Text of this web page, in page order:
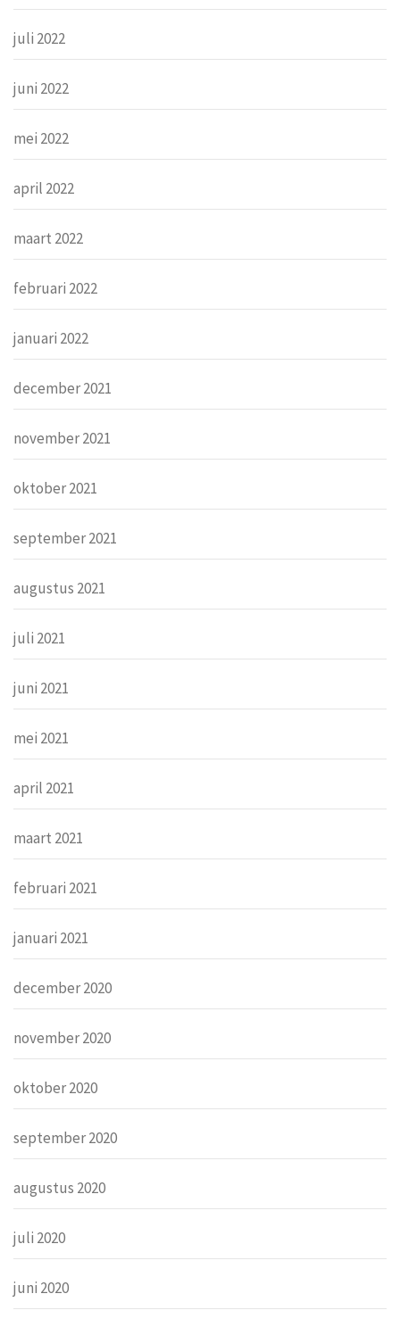
juli 2022
juni 2022
mei 2022
april 2022
maart 2022
februari 2022
januari 2022
december 2021
november 2021
oktober 2021
september 2021
augustus 2021
juli 2021
juni 2021
mei 2021
april 2021
maart 2021
februari 2021
januari 2021
december 2020
november 2020
oktober 2020
september 2020
augustus 2020
juli 2020
juni 2020